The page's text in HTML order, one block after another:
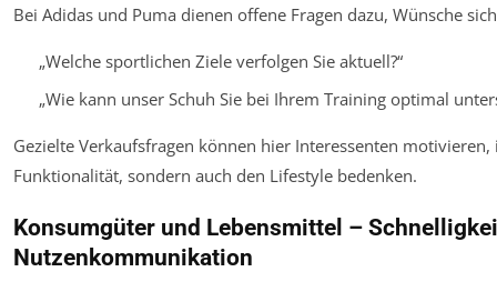
Bei Adidas und Puma dienen offene Fragen dazu, Wünsche
„Welche sportlichen Ziele verfolgen Sie aktuell?“
„Wie kann unser Schuh Sie bei Ihrem Training optimal
Gezielte Verkaufsfragen können hier Interessenten
Funktionalität, sondern auch den Lifestyle bedenken.
Konsumgüter und Lebensmittel –
Nutzenkommunikation